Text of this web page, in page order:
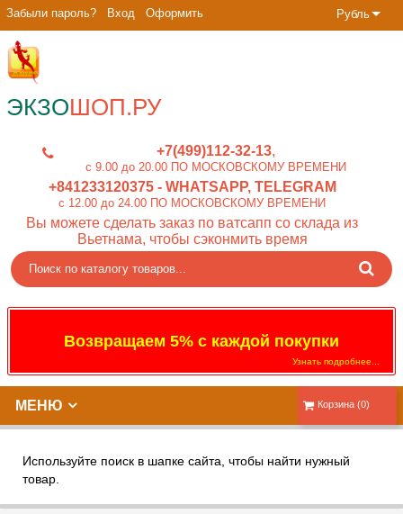
Рубль
Забыли пароль? Вход Оформить
ЭКЗОШОП.РУ
+7(499)112-32-13
c 9.00 до 20.00 ПО МОСКОВСКОМУ ВРЕМЕНИ
+841233120375- WHATSAPP, TELEGRAM
c 12.00 до 24.00 ПО МОСКОВСКОМУ ВРЕМЕНИ
Вы можете сделать заказ по ватсапп со склада из
Вьетнама, чтобы сэконмить время
Возвращаем 5% с каждой покупки
Узнать подробнее...
Корзина (0)
МЕНЮ
Используйте поиск в шапке сайта, чтобы найти нужный
товар.